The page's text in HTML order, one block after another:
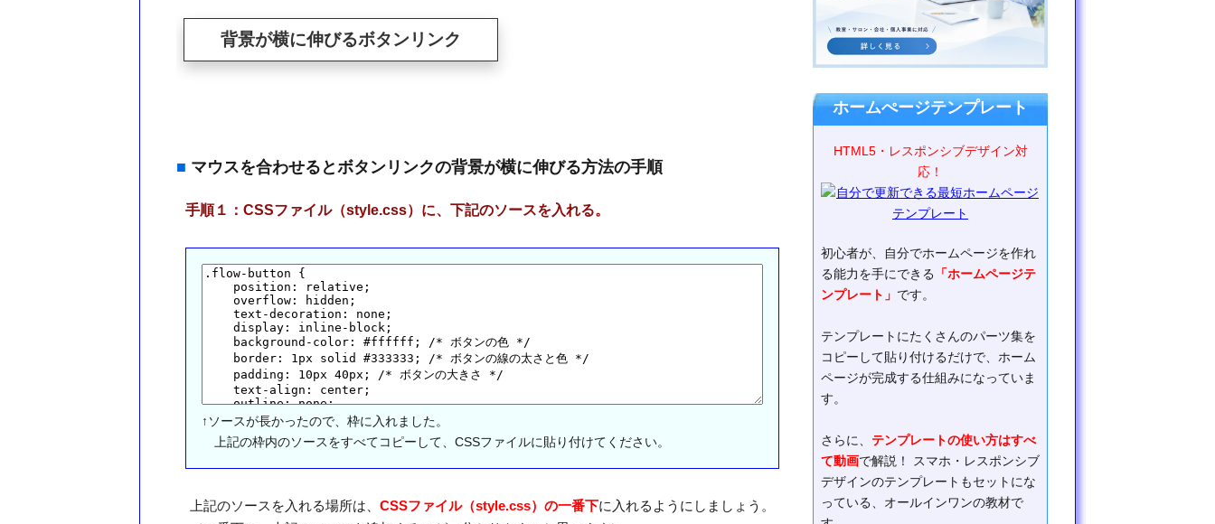
■ マウスを合わせるとボタンリンクの背景が横に伸びる方法の手順
手順１：CSSファイル（style.css）に、下記のソースを入れる。
↑ソースが長かったので、枠に入れました。
上記の枠内のソースをすべてコピーして、CSSファイルに貼り付けてください。
上記のソースを入れる場所は、 CSSファイル（style.css）の一番下に入れるようにしましょう。
ホームぺージテンプレート
HTML5・レスポンシブデザイン対
応！
初心者が、自分でホームページを作れ
る能力を手にできる 「ホームページテ
ンプレート」 です。
テンプレートにたくさんのパーツ集を
コピーして貼り付けるだけで、ホーム
ページが完成する仕組みになっていま
す。
さらに、 テンプレートの使い方はすべ
て動画で解説！ スマホ・レスポンシブ
デザインのテンプレートもセットにな
っている、オールインワンの教材で